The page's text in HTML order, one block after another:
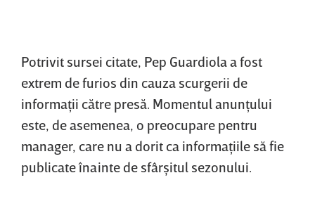
Potrivit sursei citate, Pep Guardiola a fost
extrem de furios din cauza scurgerii de
informaţii către presă. Momentul anunţului
este, de asemenea, o preocupare pentru
manager, care nu a dorit ca informaţiile să fie
publicate înainte de sfârşitul sezonului.